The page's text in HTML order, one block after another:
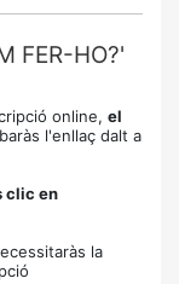
FER-HO?'
online, el
l'enllaç dalt a
clic en
la